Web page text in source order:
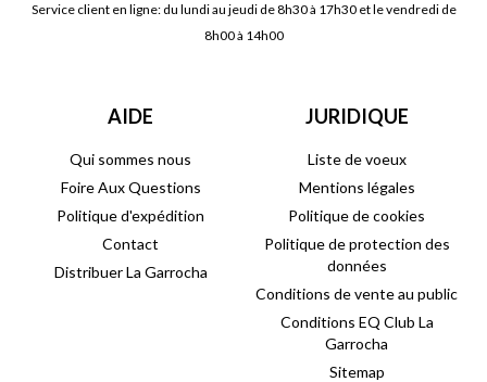
Service client en ligne: du lundi au jeudi de 8h30 à 17h30 et le vendredi de
8h00 à 14h00
AIDE
Qui sommes nous
Foire Aux Questions
Politique d'expédition
Contact
Distribuer La Garrocha
JURIDIQUE
Liste de voeux
Mentions légales
Politique de cookies
Politique de protection des
données
Conditions de vente au public
Conditions EQ Club La
Garrocha
Sitemap